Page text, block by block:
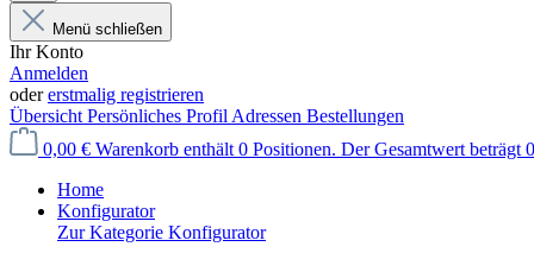
Menü schließen
Ihr Konto
Anmelden
odererstmalig registrieren
Übersicht Persönliches Profil Adressen Bestellungen
0,00 € Warenkorb enthält 0 Positionen. Der Gesamtwert beträgt
Home
Konfigurator
Zur Kategorie Konfigurator